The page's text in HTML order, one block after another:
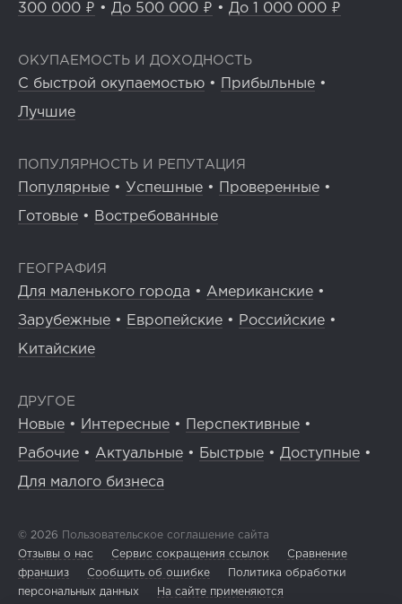
300 000 ₽ • До 500 000 ₽ • До 1 000 000 ₽
ОКУПАЕМОСТЬ И ДОХОДНОСТЬ
С быстрой окупаемостью • Прибыльные •
Лучшие
ПОПУЛЯРНОСТЬ И РЕПУТАЦИЯ
Популярные • Успешные • Проверенные •
Готовые • Востребованные
ГЕОГРАФИЯ
Для маленького города • Американские •
Зарубежные • Европейские • Российские •
Китайские
ДРУГОЕ
Новые • Интересные • Перспективные •
Рабочие • Актуальные • Быстрые • Доступные •
Для малого бизнеса
© 2026 Пользовательское соглашение сайта
Отзывы о нас
Сервис сокращения ссылок
Сравнение
франшиз
Сообщить об ошибке
Политика обработки
персональных данных
На сайте применяются